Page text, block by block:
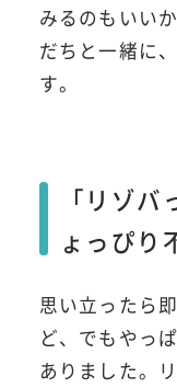
みるのもいい
だちと一緒に
す。
「リゾ
ょっぴり
思い立ったら
ど、でもやっ
ありました。